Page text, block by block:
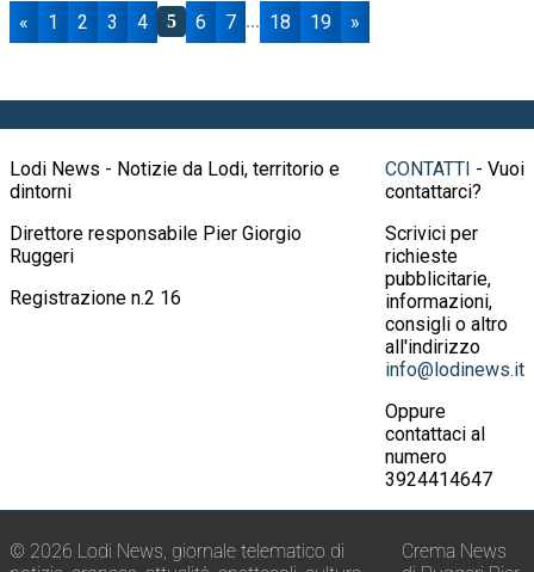
« 1 2 3 4 5 6 7 ... 18 19 »
Lodi News - Notizie da Lodi, territorio e
dintorni
Direttore responsabile Pier Giorgio
Ruggeri
Registrazione n.2 16
CONTATTI - Vuoi
contattarci?
Scrivici per
richieste
pubblicitarie,
informazioni,
consigli o altro
all'indirizzo
info@lodinews.it
Oppure
contattaci al
numero
3924414647
© 2026 Lodi News, giornale telematico di
Crema News